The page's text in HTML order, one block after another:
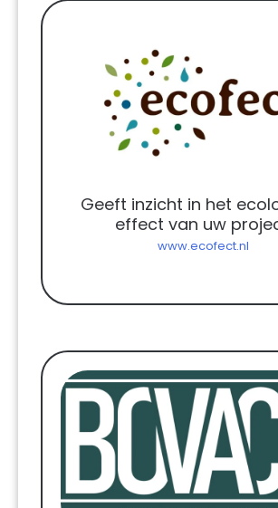
Geeft inzicht in het
effect van uw
www.ecofect.nl